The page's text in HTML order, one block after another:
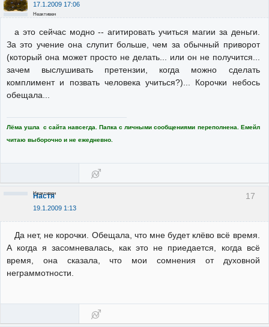
17.1.2009 17:06
Неактивен
а это сейчас модно -- агитировать учиться магии за деньги.
За это учение она слупит больше, чем за обычный приворот
(который она может просто не делать... или он не получится...
зачем выслушивать претензии, когда можно сделать
комплимент и позвать человека учиться?)... Корочки небось
обещала...
Лёма ушла с сайта навсегда. Папка с личными сообщениями переполнена. Емейл
читаю выборочно и не ежедневно.
17
Настя
19.1.2009 1:13
Неактивен
Да нет, не корочки. Обещала, что мне будет клёво всё время.
А когда я засомневалась, как это не приедается, когда всё
время, она сказала, что мои сомнения от духовной
неграммотности.